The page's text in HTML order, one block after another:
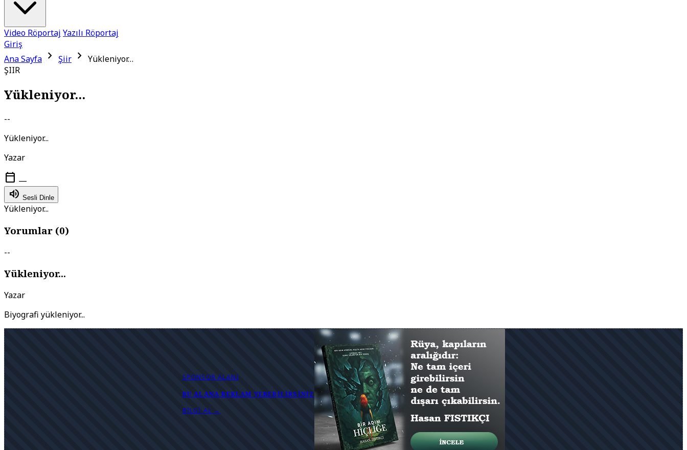
Video Röportaj Yazılı Röportaj
Giriş
Ana Sayfa chevron_right Şiir chevron_right Yükleniyor…
ŞIIR
Yükleniyor...
--
Yükleniyor...
Yazar
calendar_today —
volume_up Sesli Dinle
Yükleniyor...
Yorumlar (0)
--
Yükleniyor...
Yazar
Biyografi yükleniyor...
SPONSOR ALANI
BU ALANA REKLAM VEREBILIRSINIZ
BILGI AL →